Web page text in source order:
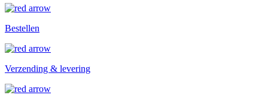
Bestellen
Verzending & levering